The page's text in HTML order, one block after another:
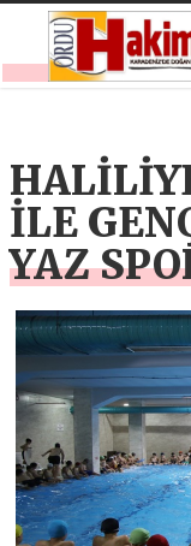
İLE
YAZ